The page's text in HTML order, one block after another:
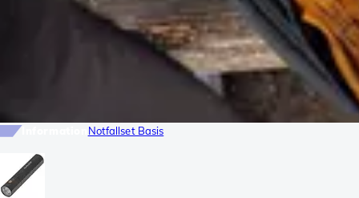
Notfallset Basis